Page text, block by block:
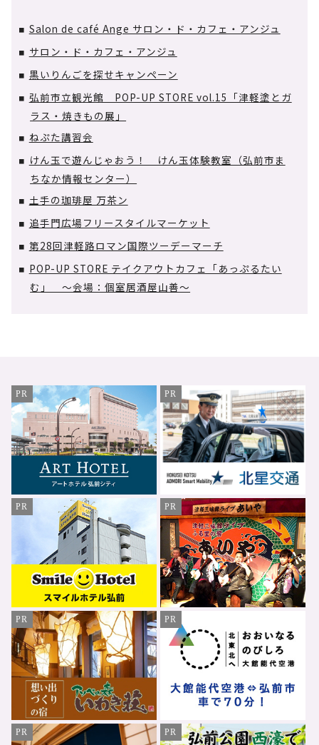
■ Salon de café Ange サロン・ド・カフェ・アンジュ
■ サロン・ド・カフェ・アンジュ
■ 黒いりんごを探せキャンペーン
■ 弘前市立観光館 POP-UP STORE vol.15「津軽塗とガ
ラス・焼きもの展」
■ ねぷた講習会
■
けん玉で遊んじゃおう！ けん玉体験教室（弘前市ま
ちなか情報センター）
■ 土手の珈琲屋 万茶ン
■ 追手門広場フリースタイルマーケット
■ 第28回津軽路ロマン国際ツーデーマーチ
■
POP-UP STORE テイクアウトカフェ「あっぷるたい
む」 ～会場：個室居酒屋山善～
PR PR
PR PR
PR PR
PR PR